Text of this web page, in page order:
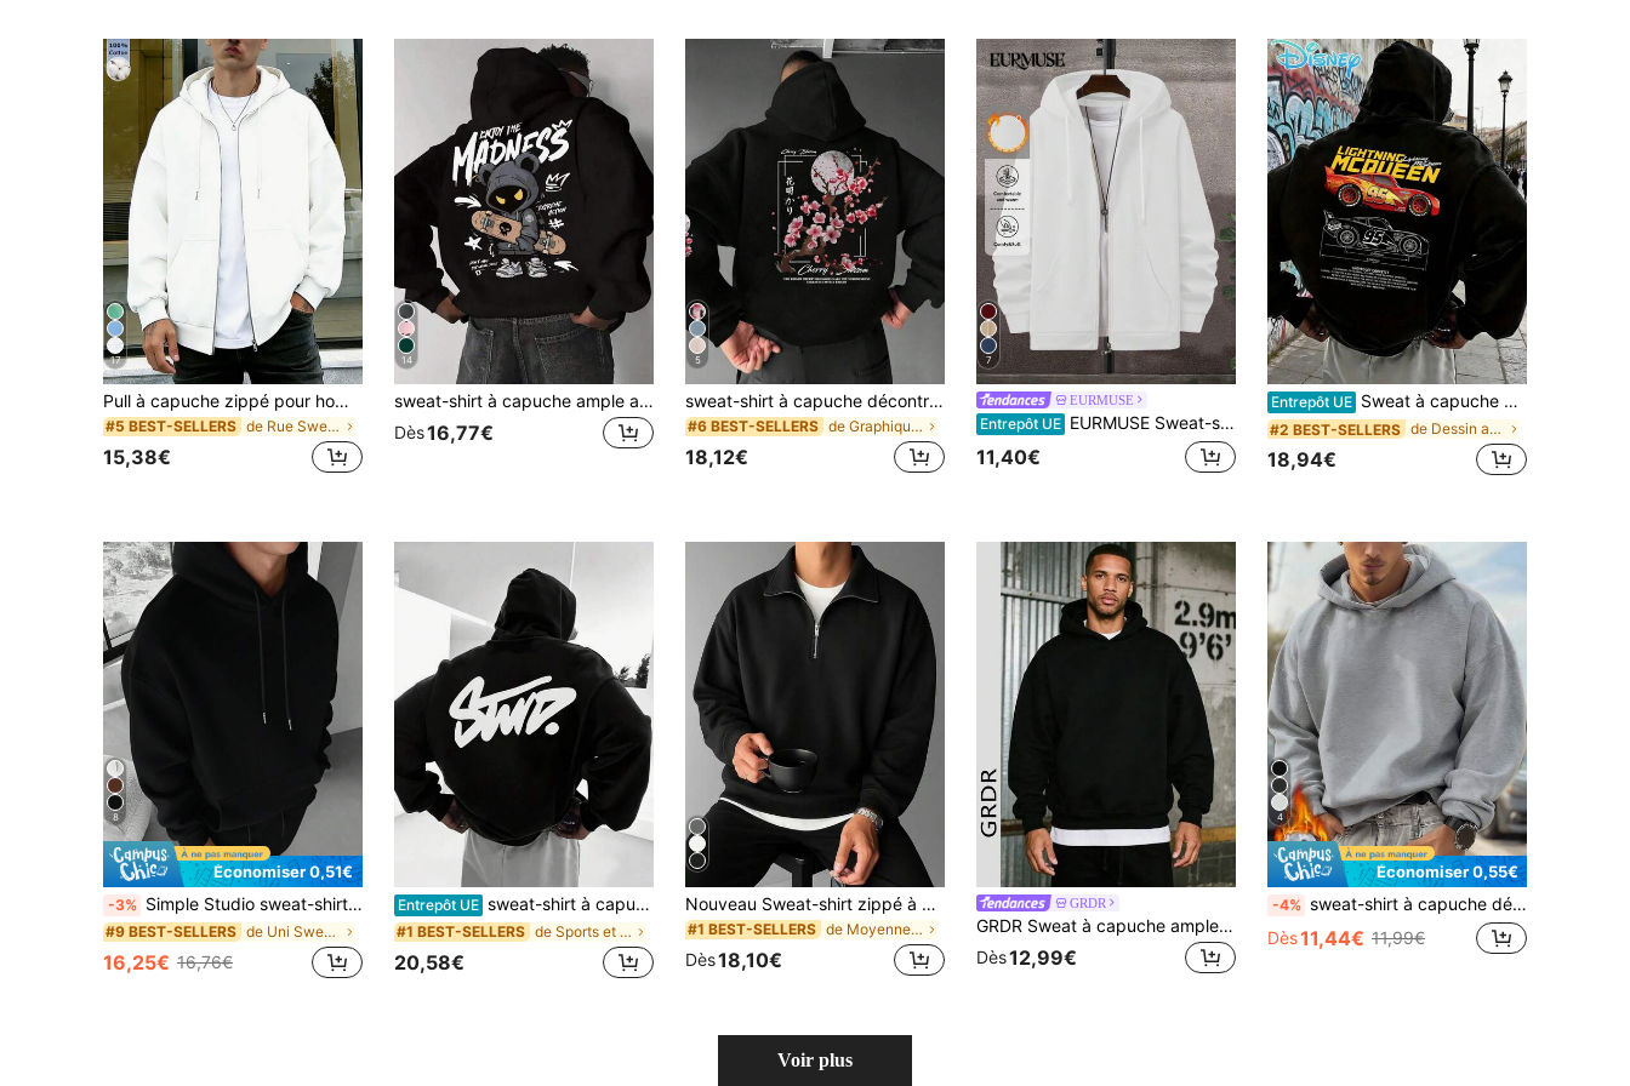
17
Pull à capuche zippé pour hommes pour le printemps et l'été, fabriqué en 100% coton pour le confort, avec une coupe décontractée; coupe légère et extra-ample
#5 BEST-SELLERS de Rue Sweats à capuche zippés pour hommes
15,38€
14
sweat-shirt à capuche ample avec poche kangourou, imprimé de dessin animé, style mode de rue décontracté pour sports extrêmes pour hommes, automne/hiver
Dès16,77€
5
sweat-shirt à capuche décontracté pour hommes avec imprimé slogan arbre de fleurs de prunier, poche kangourou et cordon de serrage, automne/hiver
#6 BEST-SELLERS de Graphique Sweats à capuche pour hommes
18,12€
7
EURMUSE
Entrepôt UE EURMUSE Sweat-shirt-shirt à capuche style cardigan zippé en coton pour hommes avec cordons, doublé polaire
11,40€
Entrepôt UE Sweat à capuche décontracté pour homme sous licence Disney, orné d'un imprimé Flash McQueen, idéal au quotidien, pour un look streetwear tendance, avec un imprimé de dessin animé et un cadeau parfait pour les hommes.
#2 BEST-SELLERS de Dessin animé Sweats à capuche et sweats pour ho
18,94€
8
Économiser 0,51€
-3% Simple Studio sweat-shirt à capuche décontracté pour hommes, couleur unie, manches longues, épaules tombantes, cordon de serrage, poche, automne/hiver, rentrée scolaire
#9 BEST-SELLERS de Uni Sweats à capuche pour hommes
16,25€ 16,76€
Entrepôt UE sweat-shirt à capuche surdimensionné pour hommes avec graffiti - Impression au dos - sweat-shirt à capuche blanc streetwear ample et décontracté avec poche ; Police noire. Pull urbain toute l'année (sans attache de ceinture). Pull d'hiver lavable en machine pour hommes
#1 BEST-SELLERS de Sports et plein air - Athleisure Sweats à capuc
20,58€
Nouveau Sweat-shirt zippé à mi-hauteur de couleur unie minimaliste pour hommes, Sweat-shirt décontracté ample à col rond mode automne/hiver
#1 BEST-SELLERS de Moyennement épais Sweats pour hommes
Dès18,10€
GRDR
GRDR Sweat à capuche ample doublé thermique de couleur unie décontracté pour homme, automne/hiver
Dès12,99€
4
Économiser 0,55€
-4% sweat-shirt à capuche décontracté pour hommes, couleur unie, manches longues, épaules tombantes, cordon de serrage, poche, automne/hiver, rentrée scolaire
Dès11,44€ 11,99€
Voir plus